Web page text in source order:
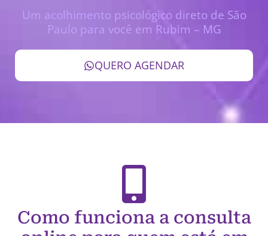
Um acolhimento psicológico direto de São
Paulo para você em Rubim – MG
QUERO AGENDAR
Como funciona a consulta